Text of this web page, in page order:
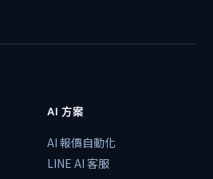
AI 方案
AI 報價自動化
LINE AI 客服